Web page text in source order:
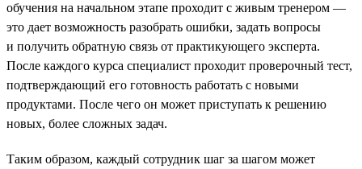
обучения на начальном этапе проходит с живым тренером —
это дает возможность разобрать ошибки, задать вопросы
и получить обратную связь от практикующего эксперта.
После каждого курса специалист проходит проверочный тест,
подтверждающий его готовность работать с новыми
продуктами. После чего он может приступать к решению
новых, более сложных задач.
Таким образом, каждый сотрудник шаг за шагом может